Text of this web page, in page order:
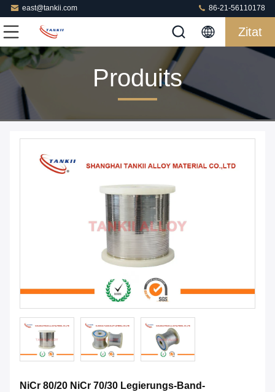
east@tankii.com 86-21-56110178
Zitat
Produits
NiCr 80/20 NiCr 70/30 Legierungs-Band-